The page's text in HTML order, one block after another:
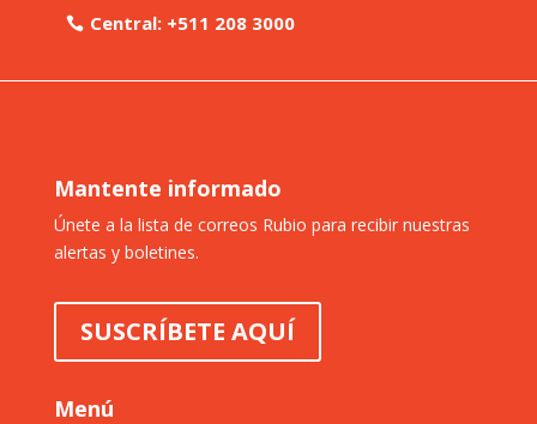
Central: +511 208 3000
Mantente informado
Únete a la lista de correos Rubio para recibir nuestras
alertas y boletines.
SUSCRÍBETE AQUÍ
Menú